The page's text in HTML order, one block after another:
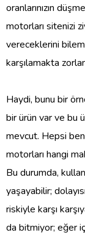
oranlarınızın
motorları sitenizi
vereceklerini
karşılamakta
Haydi, bunu bir
bir ürün var ve bu
mevcut. Hepsi
motorları hangi
Bu durumda,
yaşayabilir;
riskiyle karşı
da bitmiyor; eğer